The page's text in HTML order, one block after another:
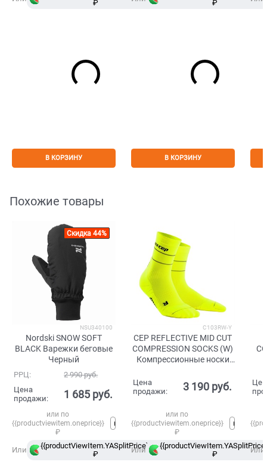
₽ Сплит
В КОРЗИНУ
₽
В КОРЗИНУ
Похожие товары
Скидка 44%
NSU340100
Nordski SNOW SOFT
BLACK Варежки беговые
Черный
РРЦ: 2 990 руб.
Цена
продажи:
1 685 руб.
или по
{{productviewitem.oneprice}}
₽
Или
{{productViewItem.YASplitPrice}}
₽
в
Сплит
C103RW-Y
CEP REFLECTIVE MID CUT
COMPRESSION SOCKS (W)
Компрессионные носки
Цена
продажи:
3 190 руб.
или по
{{productviewitem.oneprice}}
₽
Или
₽
Или